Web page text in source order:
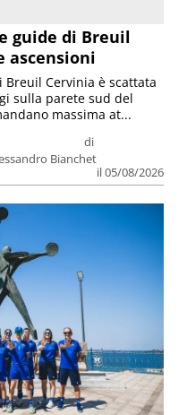
guide di Breuil
ascensioni
di
Bianchet
il 05/08/2026
Cervinia è scattata
sulla parete sud del
massima at...